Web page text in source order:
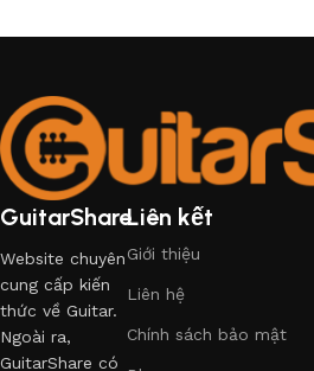
GuitarShare
Website chuyên
cung cấp kiến
thức về Guitar.
Ngoài ra,
GuitarShare có
Liên kết
Giới thiệu
Liên hệ
Chính sách bảo mật